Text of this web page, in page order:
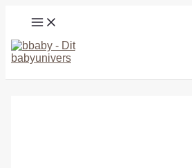
MAIN
MENU